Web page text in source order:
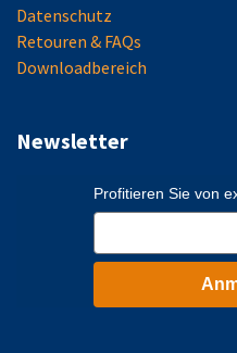
Datenschutz
Retouren & FAQs
Downloadbereich
Newsletter
Profitieren Sie von